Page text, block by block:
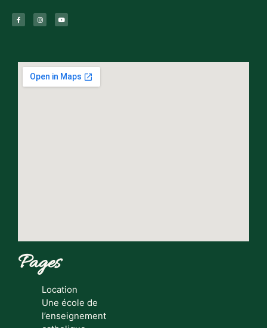
Pages
Location
Une école de
l’enseignement